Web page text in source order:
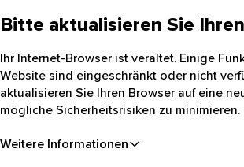
Bitte aktualisieren Sie
Ihr Internet-Browser ist veraltet. Einige
Website sind eingeschränkt oder nicht
aktualisieren Sie Ihren Browser auf eine
mögliche Sicherheitsrisiken zu minimieren.
Weitere Informationen